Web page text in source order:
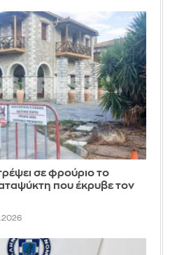
σε φρούριο το
που έκρυβε τον